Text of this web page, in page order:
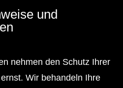
und
nehmen den Schutz Ihrer
Wir behandeln Ihre